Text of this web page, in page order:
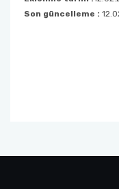
Son güncelleme :